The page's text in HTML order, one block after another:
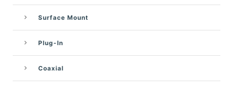
Surface Mount
Plug-In
Coaxial